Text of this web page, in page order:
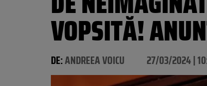
VOPSITĂ!
DE:ANDREEA VOICU 27/03/2024 |